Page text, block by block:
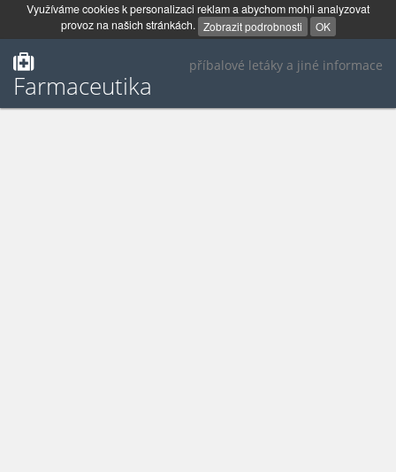
Využíváme cookies k personalizaci reklam a abychom mohli analyzovat
provoz na našich stránkách. Zobrazit podrobnosti OK
příbalové letáky a jiné informace
Farmaceutika